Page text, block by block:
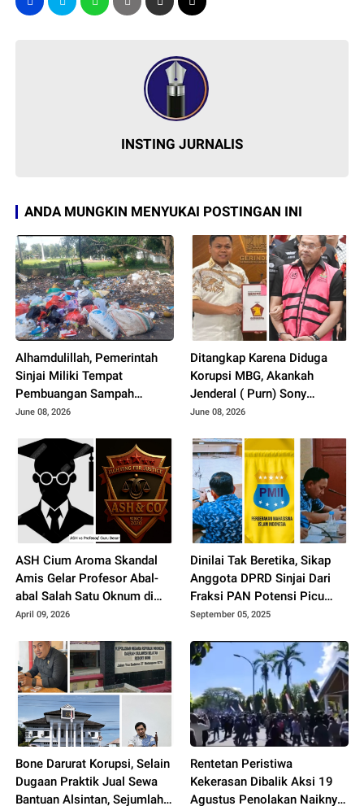
INSTING JURNALIS
ANDA MUNGKIN MENYUKAI POSTINGAN INI
Alhamdulillah, Pemerintah
Sinjai Miliki Tempat
Pembuangan Sampah
Ditengah Kota, Aroma Busuk
Pengguna Jalan Raya
June 08, 2026
Ditangkap Karena Diduga
Korupsi MBG, Akankah
Jenderal ( Purn) Sony
Sonjaya Menyeret Nama
June 08, 2026
ASH Cium Aroma Skandal
Amis Gelar Profesor Abal-
abal Salah Satu Oknum di
IAIN Bone, Benarkah..?
April 09, 2026
Dinilai Tak Beretika, Sikap
Anggota DPRD Sinjai Dari
Fraksi PAN Potensi Picu
Konflik, PMII Sinjai
Arifuddin Sibuk Main
Handphone
September 05, 2025
Bone Darurat Korupsi, Selain
Dugaan Praktik Jual Sewa
Bantuan Alsintan, Sejumlah
Rentetan Peristiwa
Kekerasan Dibalik Aksi 19
Agustus Penolakan Naiknya